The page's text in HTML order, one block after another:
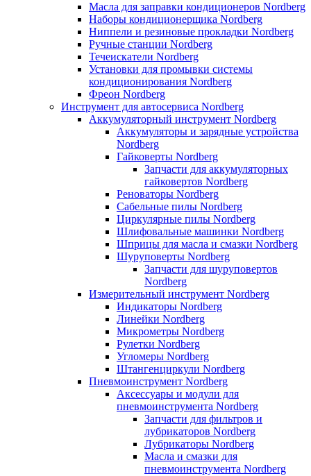
Масла для заправки кондиционеров Nordberg
Наборы кондиционерщика Nordberg
Ниппели и резиновые прокладки Nordberg
Ручные станции Nordberg
Течеискатели Nordberg
Установки для промывки системы
кондиционирования Nordberg
Фреон Nordberg
Инструмент для автосервиса Nordberg
Аккумуляторный инструмент Nordberg
Аккумуляторы и зарядные устройства
Nordberg
Гайковерты Nordberg
Запчасти для аккумуляторных
гайковертов Nordberg
Реноваторы Nordberg
Сабельные пилы Nordberg
Циркулярные пилы Nordberg
Шлифовальные машинки Nordberg
Шприцы для масла и смазки Nordberg
Шуруповерты Nordberg
Запчасти для шуруповертов
Nordberg
Измерительный инструмент Nordberg
Индикаторы Nordberg
Линейки Nordberg
Микрометры Nordberg
Рулетки Nordberg
Угломеры Nordberg
Штангенциркули Nordberg
Пневмоинструмент Nordberg
Аксессуары и модули для
пневмоинструмента Nordberg
Запчасти для фильтров и
лубрикаторов Nordberg
Лубрикаторы Nordberg
Масла и смазки для
пневмоинструмента Nordberg